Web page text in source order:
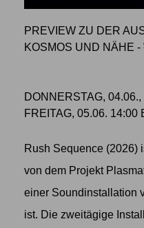
PREVIEW ZU DER
KOSMOS UND NÄHE -
DONNERSTAG,
FREITAG, 05.06. 14:00
Rush Sequence (2026)
von dem Projekt
einer Soundinstallation
ist. Die zweitägige